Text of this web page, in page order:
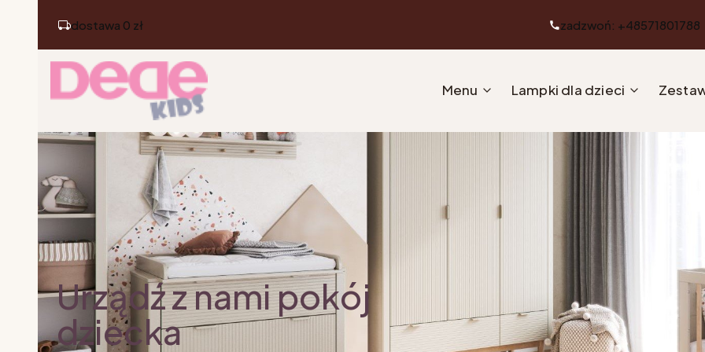
dostawa 0 zł zadzwoń: +48571801788
Menu Lampki dla dzieci
Urządź z nami pokój
dziecka